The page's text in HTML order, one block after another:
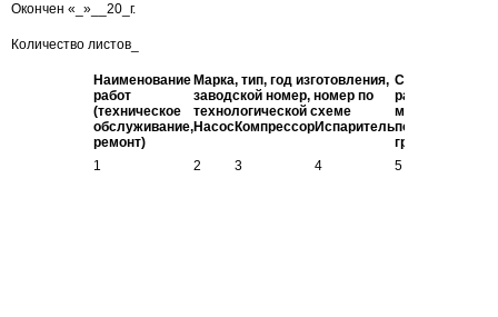
Окончен «_»__20_г.
Количество листов_
Наименование
работ
(техническое
обслуживание,
ремонт)
Марка, тип, год изготовления,
заводской номер, номер по
технологической схеме
Сроки
работ (число,
месяц, год)
НасосКомпрессорИспарительпо
графику
1 2 3 4 5